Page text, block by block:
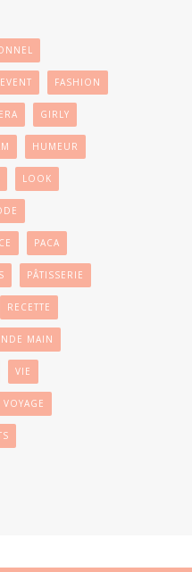
EVENT FASHION
GIRLY
HUMEUR
LOOK
PACA
PÂTISSERIE
RECETTE
MAIN
VIE
VOYAGE